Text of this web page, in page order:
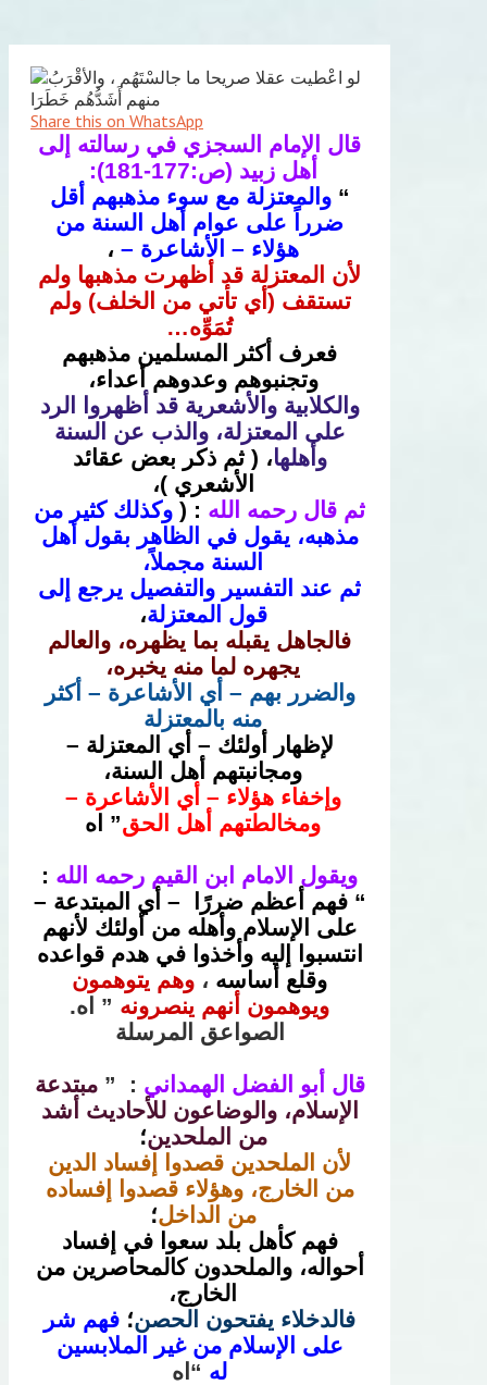
Share this on WhatsApp
قال الإمام السجزي في رسالته إلى
أهل زبيد (ص:177-181):
“ والمعتزلة مع سوء مذهبهم أقل
ضرراً على عوام أهل السنة من
هؤلاء – الأشاعرة –،
لأن المعتزلة قد أظهرت مذهبها ولم
تستقف (أي تأتي من الخلف) ولم
تُمَوِّه…
فعرف أكثر المسلمين مذهبهم
وتجنبوهم وعدوهم أعداء،
والكلابية والأشعرية قد أظهروا الرد
على المعتزلة، والذب عن السنة
وأهلها، (ثم ذكر بعض عقائد
الأشعري )،
ثم قال رحمه الله : ( وكذلك كثير من
مذهبه، يقول في الظاهر بقول أهل
السنة مجملاً،
ثم عند التفسير والتفصيل يرجع إلى
قول المعتزلة،
فالجاهل يقبله بما يظهره، والعالم
يجهره لما منه يخبره،
والضرر بهم – أي الأشاعرة – أكثر
منه بالمعتزلة
لإظهار أولئك – أي المعتزلة –
ومجانبتهم أهل السنة،
وإخفاء هؤلاء – أي الأشاعرة –
ومخالطتهم أهل الحق” اه
ويقول الامام ابن القيم رحمه الله :
“ فهم أعظم ضررًا – أي المبتدعة –
على الإسلام وأهله من أولئك لأنهم
انتسبوا إليه وأخذوا في هدم قواعده
وقلع أساسه ، وهم يتوهمون
ويوهمون أنهم ينصرونه ” اه.
الصواعق المرسلة
قال أبو الفضل الهمداني : ”مبتدعة
الإسلام، والوضاعون للأحاديث أشد
من الملحدين؛
لأن الملحدين قصدوا إفساد الدين
من الخارج، وهؤلاء قصدوا إفساده
من الداخل؛
فهم كأهل بلد سعوا في إفساد
أحواله، والملحدون كالمحاصرين من
الخارج،
فالدخلاء يفتحون الحصن؛ فهم شر
على الإسلام من غير الملابسين
له “اه